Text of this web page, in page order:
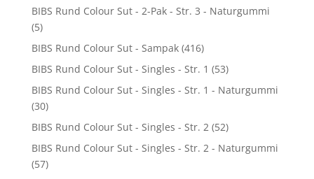
BIBS Rund Colour Sut - 2-Pak - Str. 3 - Naturgummi
(5)
BIBS Rund Colour Sut - Sampak (416)
BIBS Rund Colour Sut - Singles - Str. 1 (53)
BIBS Rund Colour Sut - Singles - Str. 1 - Naturgummi
(30)
BIBS Rund Colour Sut - Singles - Str. 2 (52)
BIBS Rund Colour Sut - Singles - Str. 2 - Naturgummi
(57)